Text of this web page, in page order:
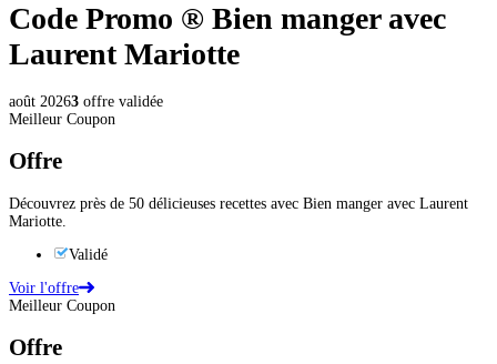
Code Promo ® Bien manger avec
Laurent Mariotte
août 20263 offre validée
Meilleur Coupon
Offre
Découvrez près de 50 délicieuses recettes avec Bien manger avec Laurent
Mariotte.
Validé
Voir l'offre
Meilleur Coupon
Offre